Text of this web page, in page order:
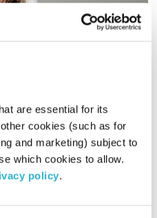
are essential for its
cookies (such as for
and marketing) subject to
which cookies to allow.
policy.
זום אאוט
שרי אריסון
22.12.22
00:11:47
שרי אריסון מתארחת ברדיו